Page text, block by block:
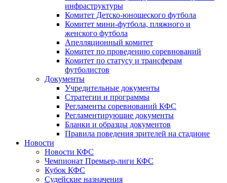
инфраструктуры
Комитет Детско-юношеского футбола
Комитет мини-футбола, пляжного и
женского футбола
Апелляционный комитет
Комитет по проведению соревнований
Комитет по статусу и трансферам
футболистов
Документы
Учредительные документы
Стратегии и программы
Регламенты соревнований КФС
Регламентирующие документы
Бланки и образцы документов
Правила поведения зрителей на стадионе
Новости
Новости КФС
Чемпионат Премьер-лиги КФС
Кубок КФС
Судейские назначения